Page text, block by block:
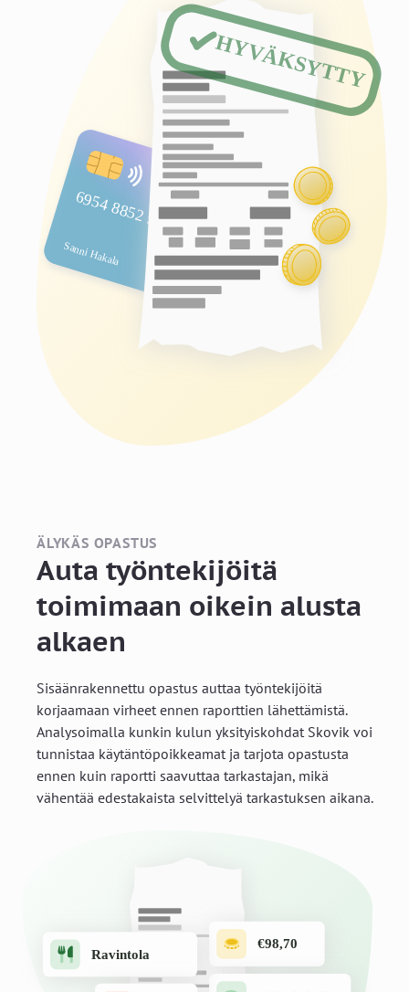
ÄLYKÄS OPASTUS
Auta työntekijöitä
toimimaan oikein alusta
alkaen
Sisäänrakennettu opastus auttaa työntekijöitä
korjaamaan virheet ennen raporttien lähettämistä.
Analysoimalla kunkin kulun yksityiskohdat Skovik voi
tunnistaa käytäntöpoikkeamat ja tarjota opastusta
ennen kuin raportti saavuttaa tarkastajan, mikä
vähentää edestakaista selvittelyä tarkastuksen aikana.